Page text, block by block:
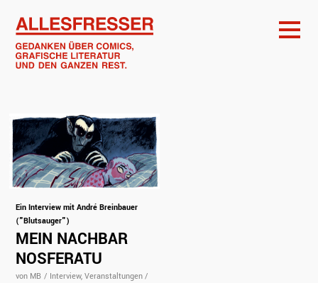
Ein Interview mit André Breinbauer
("Blutsauger")
MEIN NACHBAR
NOSFERATU
von MB / Interview Veranstaltungen /